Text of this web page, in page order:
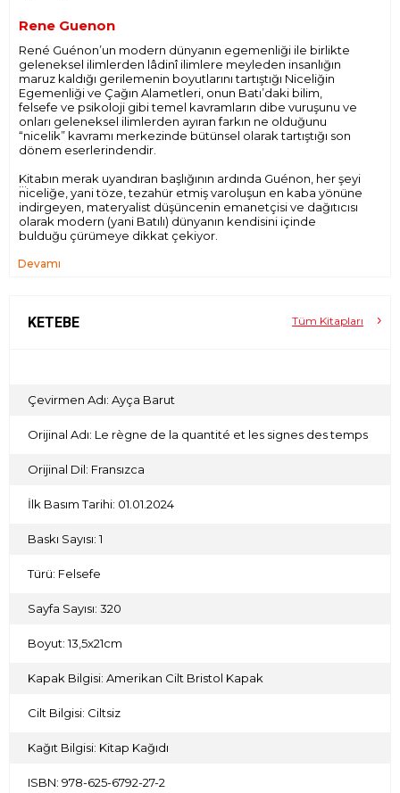
Rene Guenon
René Guénon’un modern dünyanın egemenliği ile birlikte
geleneksel ilimlerden lâdinî ilimlere meyleden insanlığın
maruz kaldığı gerilemenin boyutlarını tartıştığı Niceliğin
Egemenliği ve Çağın Alametleri, onun Batı’daki bilim,
felsefe ve psikoloji gibi temel kavramların dibe vuruşunu ve
onları geleneksel ilimlerden ayıran farkın ne olduğunu
“nicelik” kavramı merkezinde bütünsel olarak tartıştığı son
dönem eserlerindendir.
Kitabın merak uyandıran başlığının ardında Guénon, her şeyi
niceliğe, yani töze, tezahür etmiş varoluşun en kaba yönüne
indirgeyen, materyalist düşüncenin emanetçisi ve dağıtıcısı
olarak modern (yani Batılı) dünyanın kendisini içinde
bulduğu çürümeye dikkat çekiyor.
Guénon’a göre modern dünyanın karakteristik özellikleri
varoluş koşulları nedeniyle hiyerarşik olarak en alt noktada
Fakat Guénon için bu “Batılı”lık basit bir “coğrafya” meselesi
değildir. Zira Batı’nın üstünlüğü sadece maddî bir güce
“niceliğin egemenliği”nden ibarettir. Bu sebeple bu eser,
eleştirisidir.
Devamı
KETEBE Tüm Kitapları
Çevirmen Adı: Ayça Barut
Orijinal Adı: Le règne de la quantité et les signes des temps
Orijinal Dil: Fransızca
İlk Basım Tarihi: 01.01.2024
Baskı Sayısı: 1
Türü: Felsefe
Sayfa Sayısı: 320
Boyut: 13,5x21cm
Kapak Bilgisi: Amerikan Cilt Bristol Kapak
Cilt Bilgisi: Ciltsiz
Kağıt Bilgisi: Kitap Kağıdı
ISBN: 978-625-6792-27-2